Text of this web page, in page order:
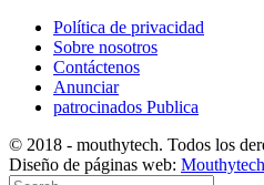
Política de privacidad
Sobre nosotros
Contáctenos
Anunciar
patrocinados Publica
© 2018 - mouthytech. Todos los
Diseño de páginas web: Mouthytech